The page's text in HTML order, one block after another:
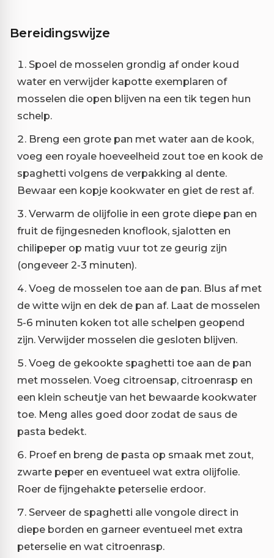
Bereidingswijze
Spoel de mosselen grondig af onder koud
water en verwijder kapotte exemplaren of
mosselen die open blijven na een tik tegen hun
schelp.
Breng een grote pan met water aan de kook,
voeg een royale hoeveelheid zout toe en kook de
spaghetti volgens de verpakking al dente.
Bewaar een kopje kookwater en giet de rest af.
Verwarm de olijfolie in een grote diepe pan en
fruit de fijngesneden knoflook, sjalotten en
chilipeper op matig vuur tot ze geurig zijn
(ongeveer 2-3 minuten).
Voeg de mosselen toe aan de pan. Blus af met
de witte wijn en dek de pan af. Laat de mosselen
5-6 minuten koken tot alle schelpen geopend
zijn. Verwijder mosselen die gesloten blijven.
Voeg de gekookte spaghetti toe aan de pan
met mosselen. Voeg citroensap, citroenrasp en
een klein scheutje van het bewaarde kookwater
toe. Meng alles goed door zodat de saus de
pasta bedekt.
Proef en breng de pasta op smaak met zout,
zwarte peper en eventueel wat extra olijfolie.
Roer de fijngehakte peterselie erdoor.
Serveer de spaghetti alle vongole direct in
diepe borden en garneer eventueel met extra
peterselie en wat citroenrasp.